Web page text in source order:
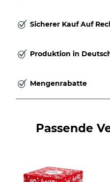
Sicherer Kauf Auf
Produktion in
Mengenrabatte
Passende